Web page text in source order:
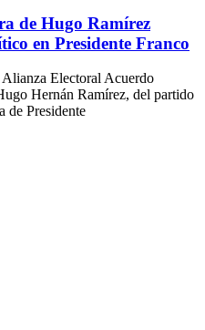
de Hugo Ramírez
en Presidente Franco
Electoral Acuerdo
Hernán Ramírez, del partido
de Presidente